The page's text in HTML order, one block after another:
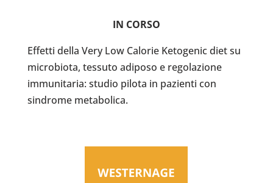
IN CORSO
Effetti della Very Low Calorie Ketogenic diet su
microbiota, tessuto adiposo e regolazione
immunitaria: studio pilota in pazienti con
sindrome metabolica.